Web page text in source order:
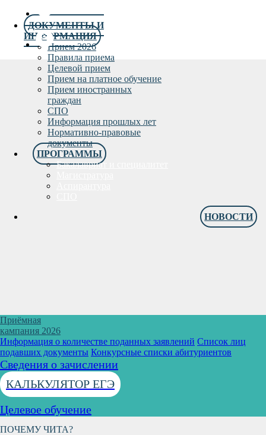
ДОКУМЕНТЫ И
ИНФОРМАЦИЯ
Прием 2026
Правила приема
Целевой прием
Прием на платное обучение
Прием иностранных
граждан
СПО
Информация прошлых лет
Нормативно-правовые
документы
ПРОГРАММЫ
Бакалавриат и специалитет
НОВОСТИ
Приёмная
кампания 2026
Информация о количестве поданных заявлений Список лиц
подавших документы Конкурсные списки абитуриентов
Сведения о зачислении
КАЛЬКУЛЯТОР ЕГЭ
Целевое обучение
ПОЧЕМУ ЧИТА?